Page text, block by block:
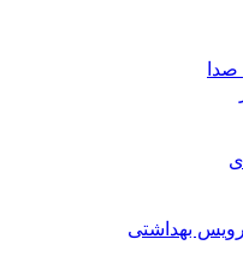
بهداشتی